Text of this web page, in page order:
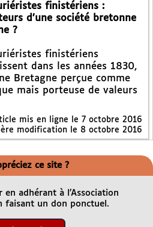
finistériens :
d’une société bretonne
?
finistériens
dans les années 1830,
Bretagne perçue comme
mais porteuse de valeurs
mis en ligne le 7 octobre 2016
modification le 8 octobre 2016
ce site ?
adhérant à l’Association
faisant un don ponctuel.